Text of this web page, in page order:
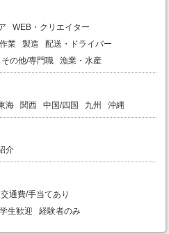
WEB・クリエイター
業 製造
配送・ドライバー
その他/専門職 漁業・水産
海 関西 中国/四国 九州 沖縄
介
交通費/手当てあり
学生歓迎 経験者のみ